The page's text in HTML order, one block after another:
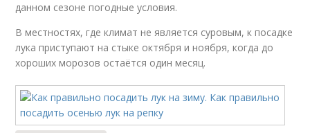
данном сезоне погодные условия.
В местностях, где климат не является суровым, к посадке
лука приступают на стыке октября и ноября, когда до
хороших морозов остаётся один месяц.